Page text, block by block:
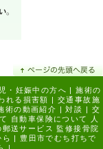
・妊娠中の方へ |
施術の
れる損害額 | 交通事故施
術の動画紹介 | 対談 | 交
自動車保険について
人
送サービス
監修接骨院
ら |
豊田市でむち打ちで
|